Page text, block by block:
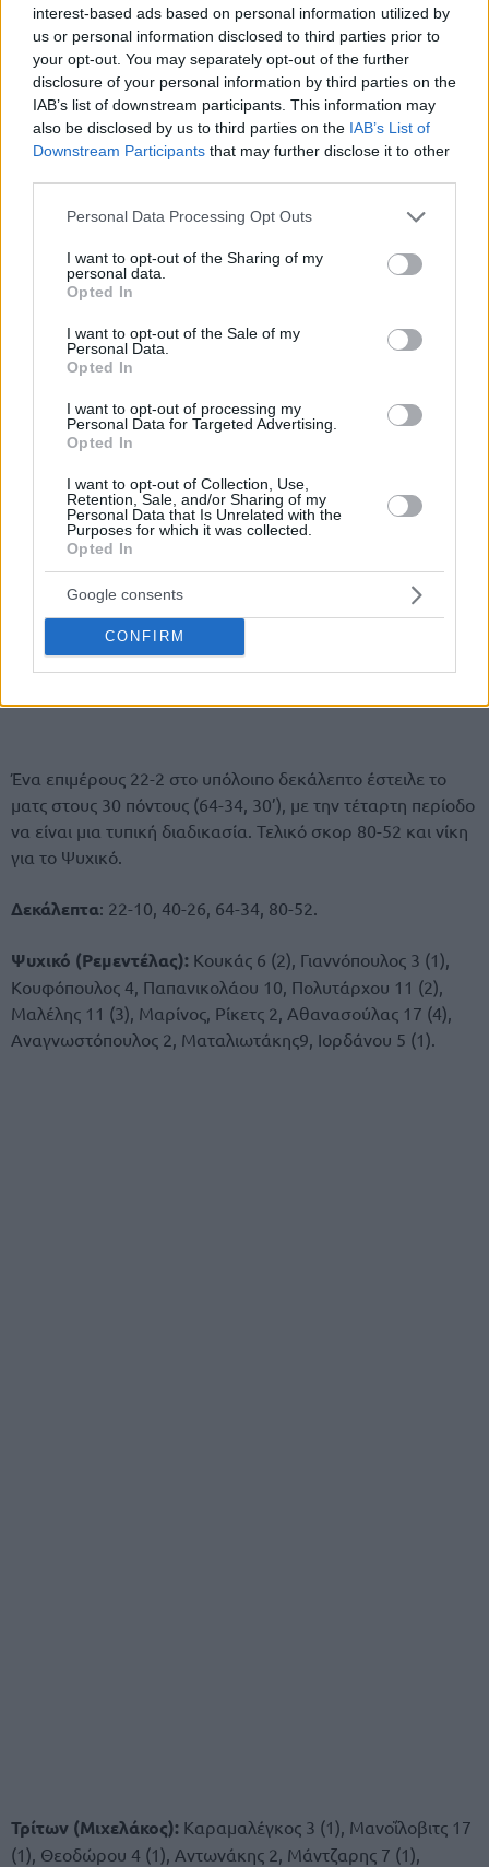
interest-based ads based on personal information utilized by
us or personal information disclosed to third parties prior to
your opt-out. You may separately opt-out of the further
disclosure of your personal information by third parties on the
IAB’s list of downstream participants. This information may
also be disclosed by us to third parties on the IAB’s List of
Downstream Participants that may further disclose it to other
Please note that this website/app uses one or more Google
not limited to your visit or usage behaviour. You may click to
grant or deny consent to Google and its third-party tags to
use your data for below specified purposes in below Google
consent section.
Personal Data Processing Opt Outs
I want to opt-out of the Sharing of my
personal data.
Opted In
I want to opt-out of the Sale of my
Personal Data.
Opted In
I want to opt-out of processing my
Personal Data for Targeted Advertising.
Opted In
I want to opt-out of Collection, Use,
Retention, Sale, and/or Sharing of my
Personal Data that Is Unrelated with the
Purposes for which it was collected.
Opted In
Google consents
CONFIRM
Ένα επιμέρους 22-2 στο υπόλοιπο δεκάλεπτο έστειλε το
ματς στους 30 πόντους (64-34, 30’), με την τέταρτη περίοδο
να είναι μια τυπική διαδικασία. Τελικό σκορ 80-52 και νίκη
για το Ψυχικό.
Δεκάλεπτα: 22-10, 40-26, 64-34, 80-52.
Ψυχικό (Ρεμεντέλας): Κουκάς 6 (2), Γιαννόπουλος 3 (1),
Κουφόπουλος 4, Παπανικολάου 10, Πολυτάρχου 11 (2),
Μαλέλης 11 (3), Μαρίνος, Ρίκετς 2, Αθανασούλας 17 (4),
Αναγνωστόπουλος 2, Ματαλιωτάκης9, Ιορδάνου 5 (1).
Τρίτων (Μιχελάκος): Καραμαλέγκος 3 (1), Μανοΐλοβιτς 17
(1), Θεοδώρου 4 (1), Αντωνάκης 2, Μάντζαρης 7 (1),